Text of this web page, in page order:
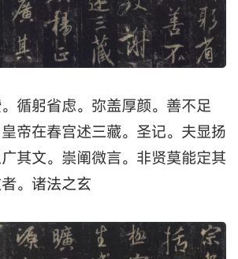
。循躬省虑。弥盖厚颜。善不足
帝在春宫述三藏。圣记。夫显扬
其文。崇阐微言。非贤莫能定其
。诸法之玄